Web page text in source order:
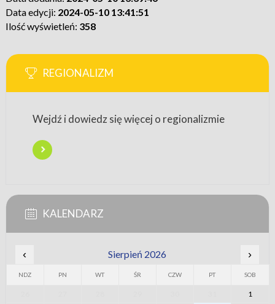
Data edycji: 2024-05-10 13:41:51
Ilość wyświetleń: 358
REGIONALIZM
Wejdź i dowiedz się więcej o regionalizmie
KALENDARZ
‹ Sierpień 2026 ›
NDZ PN WT ŚR CZW PT SOB
1